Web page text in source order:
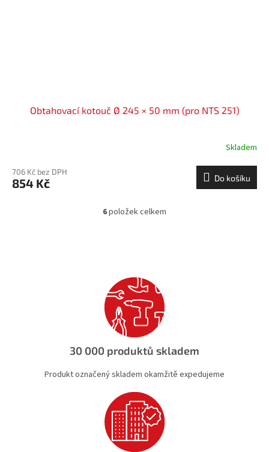
Obtahovací kotouč Ø 245 × 50 mm (pro NTS 251)
Skladem
706 Kč bez DPH
854 Kč Do košíku
O
c
í
p
r
v
y
ý
i
s
u
6položek celkem
30 000 produktů skladem
Produkt označený skladem okamžitě expedujeme